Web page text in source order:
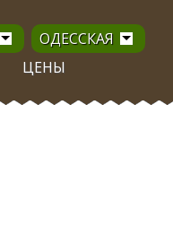
ОДЕССКАЯ
ЦЕНЫ